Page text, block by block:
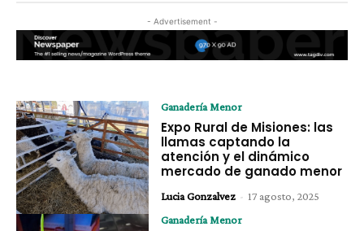
- Advertisement -
Ganadería Menor
Expo Rural de Misiones: las
llamas captando la
atención y el dinámico
mercado de ganado menor
Lucia Gonzalvez - 17 agosto, 2025
Ganadería Menor